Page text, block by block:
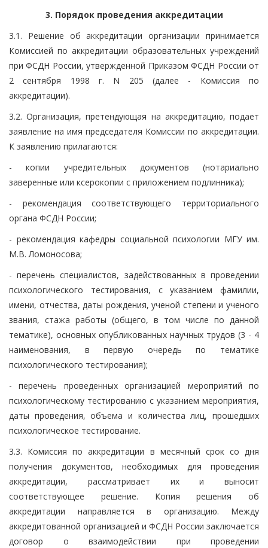
3. Порядок проведения аккредитации
3.1. Решение об аккредитации организации принимается
Комиссией по аккредитации образовательных учреждений
при ФСДН России, утвержденной Приказом ФСДН России от
2 сентября 1998 г. N 205 (далее - Комиссия по
аккредитации).
3.2. Организация, претендующая на аккредитацию, подает
заявление на имя председателя Комиссии по аккредитации.
К заявлению прилагаются:
- копии учредительных документов (нотариально
заверенные или ксерокопии с приложением подлинника);
- рекомендация соответствующего территориального
органа ФСДН России;
- рекомендация кафедры социальной психологии МГУ им.
М.В. Ломоносова;
- перечень специалистов, задействованных в проведении
психологического тестирования, с указанием фамилии,
имени, отчества, даты рождения, ученой степени и ученого
звания, стажа работы (общего, в том числе по данной
тематике), основных опубликованных научных трудов (3 - 4
наименования, в первую очередь по тематике
психологического тестирования);
- перечень проведенных организацией мероприятий по
психологическому тестированию с указанием мероприятия,
даты проведения, объема и количества лиц, прошедших
психологическое тестирование.
3.3. Комиссия по аккредитации в месячный срок со дня
получения документов, необходимых для проведения
аккредитации, рассматривает их и выносит
соответствующее решение. Копия решения об
аккредитации направляется в организацию. Между
аккредитованной организацией и ФСДН России заключается
договор о взаимодействии при проведении